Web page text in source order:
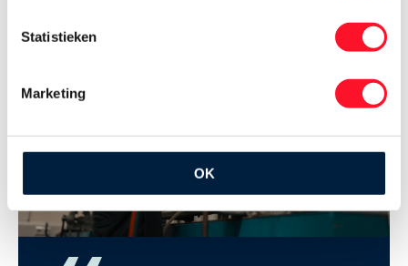
Statistieken
Marketing
OK